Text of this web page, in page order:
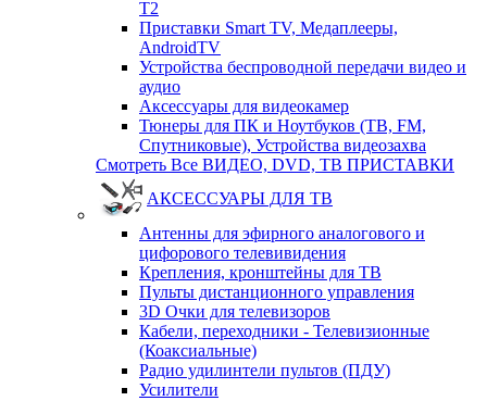
T2
Приставки Smart TV, Медаплееры,
AndroidTV
Устройства беспроводной передачи видео и
аудио
Аксессуары для видеокамер
Тюнеры для ПК и Ноутбуков (ТВ, FM,
Спутниковые), Устройства видеозахва
Смотреть Все ВИДЕО, DVD, ТВ ПРИСТАВКИ
АКСЕССУАРЫ ДЛЯ ТВ
Антенны для эфирного аналогового и
цифорового телевивидения
Крепления, кронштейны для ТВ
Пульты дистанционного управления
3D Очки для телевизоров
Кабели, переходники - Телевизионные
(Коаксиальные)
Радио удилинтели пультов (ПДУ)
Усилители